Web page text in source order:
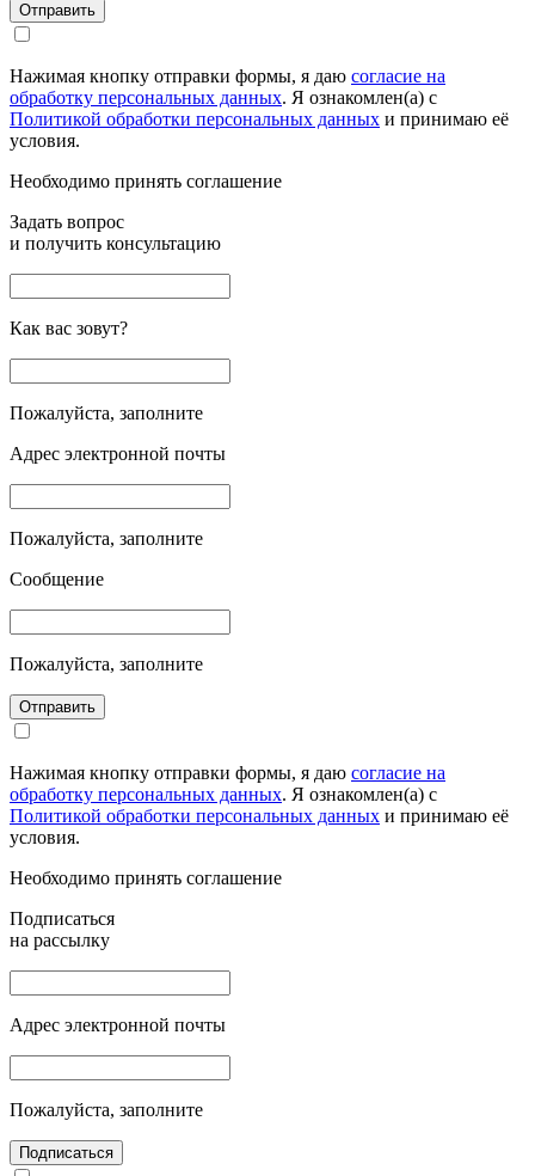
Отправить
Нажимая кнопку отправки формы, я даю согласие на
обработку персональных данных. Я ознакомлен(а) с
Политикой обработки персональных данных и принимаю её
условия.
Необходимо принять соглашение
Задать вопрос
и получить консультацию
Как вас зовут?
Пожалуйста, заполните
Адрес электронной почты
Пожалуйста, заполните
Сообщение
Пожалуйста, заполните
Отправить
Нажимая кнопку отправки формы, я даю согласие на
обработку персональных данных. Я ознакомлен(а) с
Политикой обработки персональных данных и принимаю её
условия.
Необходимо принять соглашение
Подписаться
на рассылку
Адрес электронной почты
Пожалуйста, заполните
Подписаться